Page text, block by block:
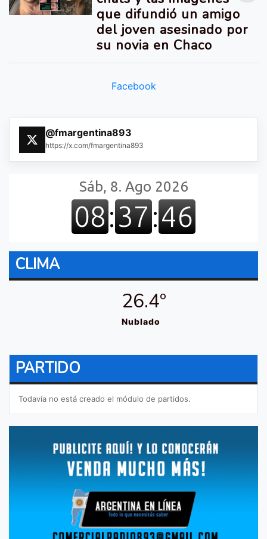
que difundió un amigo
del joven asesinado por
su novia en Chaco
Facebook
@fmargentina893
https://x.com/fmargentina893
CLIMA
26.4º
Nublado
PARTIDO
Todavía no está creado el módulo de partidos.